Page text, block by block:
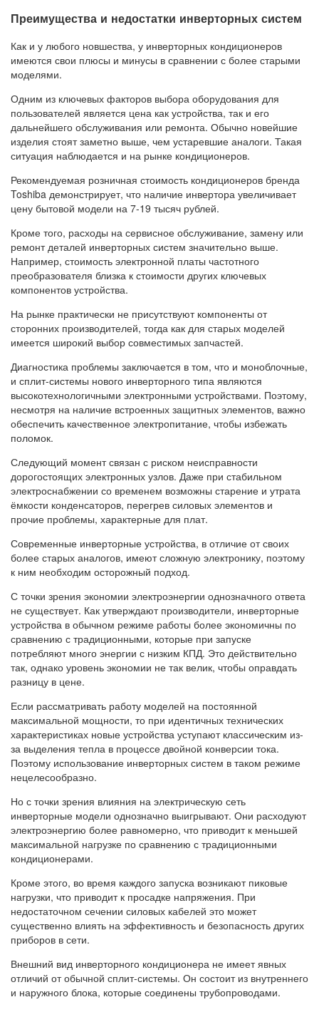
Преимущества и недостатки инверторных систем
Как и у любого новшества, у инверторных кондиционеров
имеются свои плюсы и минусы в сравнении с более старыми
моделями.
Одним из ключевых факторов выбора оборудования для
пользователей является цена как устройства, так и его
дальнейшего обслуживания или ремонта. Обычно новейшие
изделия стоят заметно выше, чем устаревшие аналоги. Такая
ситуация наблюдается и на рынке кондиционеров.
Рекомендуемая розничная стоимость кондиционеров бренда
Toshiba демонстрирует, что наличие инвертора увеличивает
цену бытовой модели на 7-19 тысяч рублей.
Кроме того, расходы на сервисное обслуживание, замену или
ремонт деталей инверторных систем значительно выше.
Например, стоимость электронной платы частотного
преобразователя близка к стоимости других ключевых
компонентов устройства.
На рынке практически не присутствуют компоненты от
сторонних производителей, тогда как для старых моделей
имеется широкий выбор совместимых запчастей.
Диагностика проблемы заключается в том, что и моноблочные,
и сплит-системы нового инверторного типа являются
высокотехнологичными электронными устройствами. Поэтому,
несмотря на наличие встроенных защитных элементов, важно
обеспечить качественное электропитание, чтобы избежать
поломок.
Следующий момент связан с риском неисправности
дорогостоящих электронных узлов. Даже при стабильном
электроснабжении со временем возможны старение и утрата
ёмкости конденсаторов, перегрев силовых элементов и
прочие проблемы, характерные для плат.
Современные инверторные устройства, в отличие от своих
более старых аналогов, имеют сложную электронику, поэтому
к ним необходим осторожный подход.
С точки зрения экономии электроэнергии однозначного ответа
не существует. Как утверждают производители, инверторные
устройства в обычном режиме работы более экономичны по
сравнению с традиционными, которые при запуске
потребляют много энергии с низким КПД. Это действительно
так, однако уровень экономии не так велик, чтобы оправдать
разницу в цене.
Если рассматривать работу моделей на постоянной
максимальной мощности, то при идентичных технических
характеристиках новые устройства уступают классическим из-
за выделения тепла в процессе двойной конверсии тока.
Поэтому использование инверторных систем в таком режиме
нецелесообразно.
Но с точки зрения влияния на электрическую сеть
инверторные модели однозначно выигрывают. Они расходуют
электроэнергию более равномерно, что приводит к меньшей
максимальной нагрузке по сравнению с традиционными
кондиционерами.
Кроме этого, во время каждого запуска возникают пиковые
нагрузки, что приводит к просадке напряжения. При
недостаточном сечении силовых кабелей это может
существенно влиять на эффективность и безопасность других
приборов в сети.
Внешний вид инверторного кондиционера не имеет явных
отличий от обычной сплит-системы. Он состоит из внутреннего
и наружного блока, которые соединены трубопроводами.